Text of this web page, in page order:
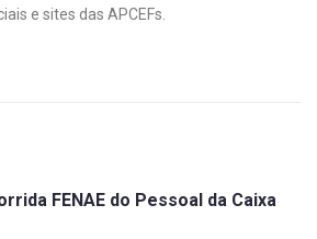
e sites das APCEFs.
FENAE do Pessoal da Caixa